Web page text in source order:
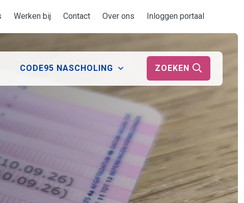
Werken bij Contact Over ons Inloggen portaal
CODE95 NASCHOLING ZOEKEN